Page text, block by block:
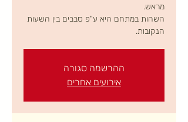
השהות במתחם היא ע"פ סבבים בין השעות
הנקובות.
ההרשמה סגורה
אירועים אחרים